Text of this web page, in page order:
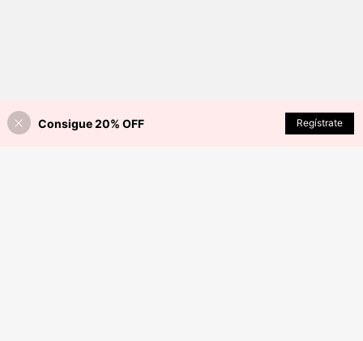
¡40% DE DESCUENTO! AÑADIR A LA BOLSA
Consigue 20% OFF Regístrate